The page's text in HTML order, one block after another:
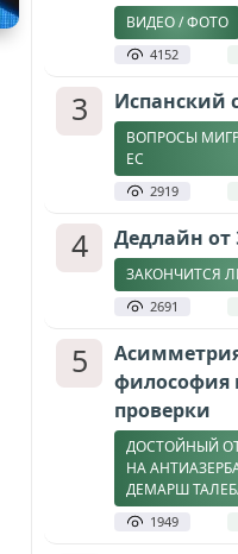
ВИДЕО / ФОТО
4152
3 Испанский
ВОПРОСЫ
ЕС
2919
4 Дедлайн от
ЗАКОНЧИТСЯ
2691
5
философия
проверки
ДОСТОЙНЫЙ
НА
ДЕМАРШ
1949